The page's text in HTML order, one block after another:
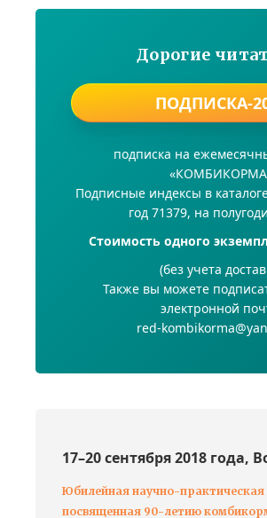
Дорогие
ПОДПИСКА-
подписка на
Подписные индексы в
год 71379, на
Стоимость одного
(без учета
Также вы можете
электронной
red-
17–20 сентября 2018 года,
Юбилейная научно-
посвященная 90-летию